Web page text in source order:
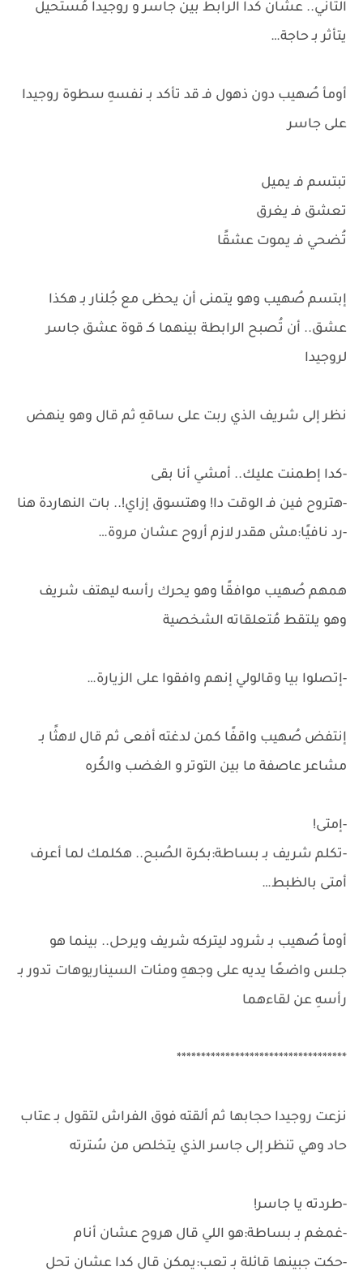
التاني.. عشان كدا الرابط بين جاسر و روجيدا مُستحيل
يتأثر بـ حاجة…
أومأ صُهيب دون ذهول فـ قد تأكد بـ نفسهِ سطوة روجيدا
على جاسر
تبتسم فـ يميل
تعشق فـ يغرق
تُضحي فـ يموت عشقًا
إبتسم صُهيب وهو يتمنى أن يحظى مع جُلنار بـ هكذا
عشق.. أن تُصبح الرابطة بينهما كـ قوة عشق جاسر
لروجيدا
نظر إلى شريف الذي ربت على ساقهِ ثم قال وهو ينهض
-كدا إطمنت عليك.. أمشي أنا بقى
-هتروح فين فـ الوقت دا! وهتسوق إزاي!.. بات النهاردة هنا
-رد نافيًا:مش هقدر لازم أروح عشان مروة…
همهم صُهيب موافقًا وهو يحرك رأسه ليهتف شريف
وهو يلتقط مُتعلقاته الشخصية
-إتصلوا بيا وقالولي إنهم وافقوا على الزيارة…
إنتفض صُهيب واقفًا كمن لدغته أفعى ثم قال لاهثًا بـ
مشاعر عاصفة ما بين التوتر و الغضب والكُره
-إمتى!
-تكلم شريف بـ بساطة:بكرة الصُبح.. هكلمك لما أعرف
أمتى بالظبط…
أومأ صُهيب بـ شرود ليتركه شريف ويرحل.. بينما هو
جلس واضعًا يديه على وجههِ ومئات السيناريوهات تدور بـ
رأسهِ عن لقاءهما
***********************************
نزعت روجيدا حجابها ثم ألقته فوق الفراش لتقول بـ عتاب
حاد وهي تنظر إلى جاسر الذي يتخلص من سُترته
-طردته يا جاسر!
-غمغم بـ بساطة:هو اللي قال هروح عشان أنام
-حكت جبينها قائلة بـ تعب:يمكن قال كدا عشان تحل